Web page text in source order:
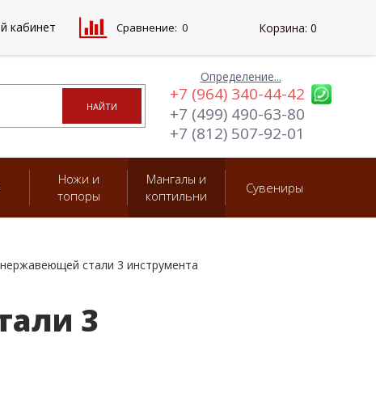
Определение...
+7 (964) 340-44-42
+7 (499) 490-63-80
+7 (812) 507-92-01
Ножи и
топоры
Мангалы и
коптильни
Сувениры
стали 3 инструмента
3
кабинет Сравнение: 0 Корзина: 0